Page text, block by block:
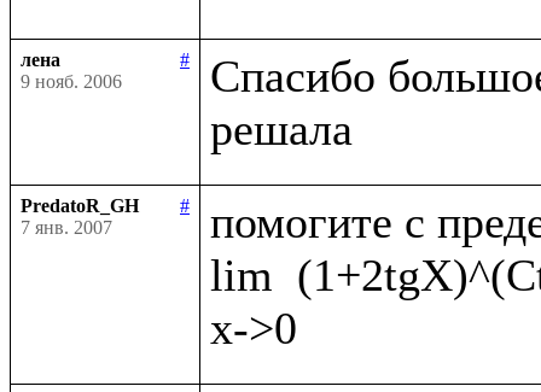
лена
#
9 нояб. 2006
Спасибо
PredatoR_GH
#
7 янв. 2007
помогите с
lim